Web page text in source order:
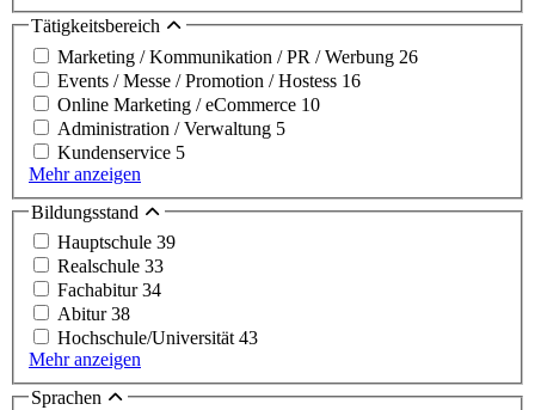
Tätigkeitsbereich
Marketing / Kommunikation / PR / Werbung 26
Events / Messe / Promotion / Hostess 16
Online Marketing / eCommerce 10
Administration / Verwaltung 5
Kundenservice 5
Mehr anzeigen
Bildungsstand
Hauptschule 39
Realschule 33
Fachabitur34
Abitur38
Hochschule/Universität43
Mehr anzeigen
Sprachen